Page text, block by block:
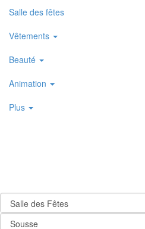
Salle des fêtes
Vêtements
Beauté
Animation
Plus